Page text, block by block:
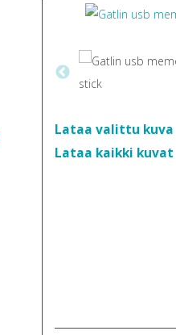
Lataa valittu kuva
Lataa kaikki kuvat